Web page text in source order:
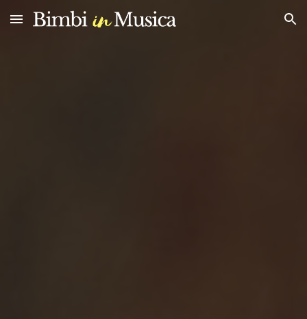
Skip to main content Skip to navigation